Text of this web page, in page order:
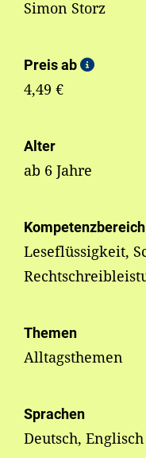
Simon Storz
Preis ab
4,49 €
Alter
ab 6 Jahre
Kompetenzbereich
Leseflüssigkeit,
Themen
Alltagsthemen
Sprachen
Deutsch, Englisch